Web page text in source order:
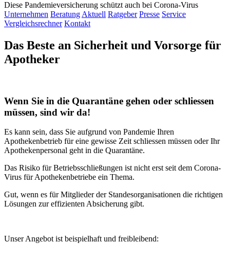
Diese Pandemieversicherung schützt auch bei Corona-Virus
Unternehmen Beratung Aktuell Ratgeber Presse Service
Vergleichsrechner Kontakt
Das Beste an Sicherheit und Vorsorge für
Apotheker
Wenn Sie in die Quarantäne gehen oder schliessen
müssen, sind wir da!
Es kann sein, dass Sie aufgrund von Pandemie Ihren
Apothekenbetrieb für eine gewisse Zeit schliessen müssen oder Ihr
Apothekenpersonal geht in die Quarantäne.
Das Risiko für Betriebsschließungen ist nicht erst seit dem Corona-
Virus für Apothekenbetriebe ein Thema.
Gut, wenn es für Mitglieder der Standesorganisationen die richtigen
Lösungen zur effizienten Absicherung gibt.
Unser Angebot ist beispielhaft und freibleibend: